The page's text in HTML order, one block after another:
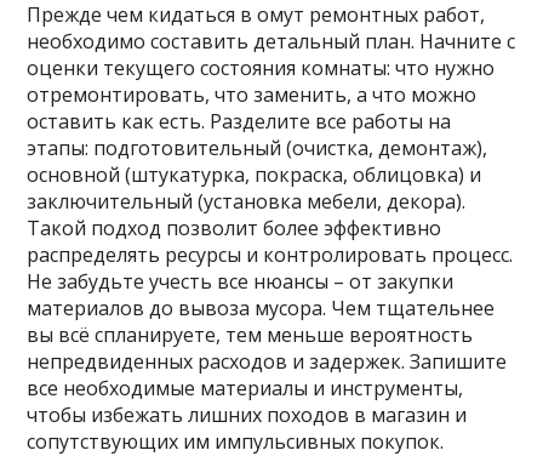
Прежде чем кидаться в омут ремонтных работ,
необходимо составить детальный план. Начните с
оценки текущего состояния комнаты: что нужно
отремонтировать, что заменить, а что можно
оставить как есть. Разделите все работы на
этапы: подготовительный (очистка, демонтаж),
основной (штукатурка, покраска, облицовка) и
заключительный (установка мебели, декора).
Такой подход позволит более эффективно
распределять ресурсы и контролировать процесс.
Не забудьте учесть все нюансы – от закупки
материалов до вывоза мусора. Чем тщательнее
вы всё спланируете, тем меньше вероятность
непредвиденных расходов и задержек. Запишите
все необходимые материалы и инструменты,
чтобы избежать лишних походов в магазин и
сопутствующих им импульсивных покупок.